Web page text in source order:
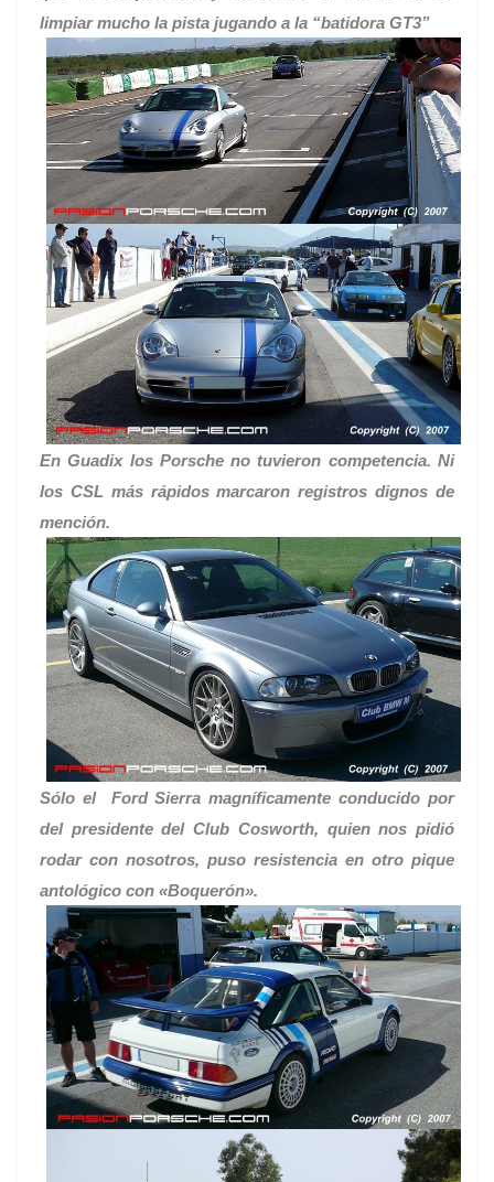
limpiar mucho la pista jugando a la “batidora GT3”
En Guadix los Porsche no tuvieron competencia. Ni
los CSL más rápidos marcaron registros dignos de
mención.
Sólo el Ford Sierra magníficamente conducido por
del presidente del Club Cosworth, quien nos pidió
rodar con nosotros, puso resistencia en otro pique
antológico con «Boquerón».